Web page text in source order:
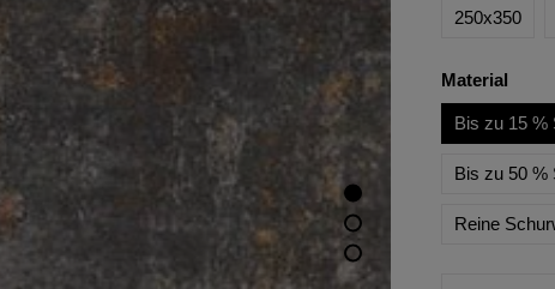
250x350
Material
Bis zu 15 %
Bis zu 50 %
Reine